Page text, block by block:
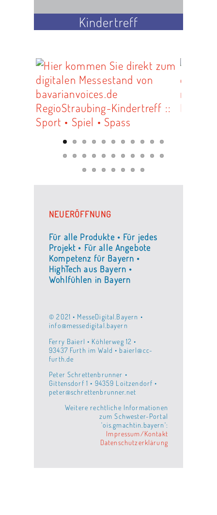
Kindertreff
NEUERÖFFNUNG
Für alle Produkte • Für jedes
Projekt • Für alle Angebote
Kompetenz für Bayern •
HighTech aus Bayern •
Wohlfühlen in Bayern
© 2021 • MesseDigital.Bayern •
info@messedigital.bayern
Ferry Baierl • Köhlerweg 12 •
93437 Furth im Wald • baierl@cc-
furth.de
Peter Schrettenbrunner •
Gittensdorf 1 • 94359 Loitzendorf •
peter@schrettenbrunner.net
Weitere rechtliche Informationen
zum Schwester-Portal
'ois.gmachtin.bayern':
Impressum/Kontakt
Datenschutzerklärung